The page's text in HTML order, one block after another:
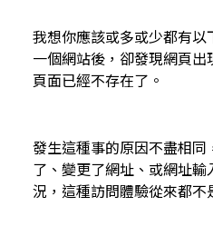
我想你應該或多或少都有
一個網站後，卻發現網頁
頁面已經不存在了。
發生這種事的原因不盡相
了、變更了網址、或網址
況，這種訪問體驗從來都不